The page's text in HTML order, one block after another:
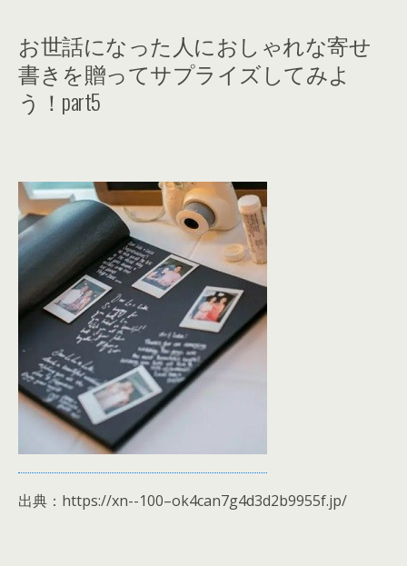
お世話になった人におしゃれな寄せ
書きを贈ってサプライズしてみよ
う！part5
出典：https://xn--100–ok4can7g4d3d2b9955f.jp/